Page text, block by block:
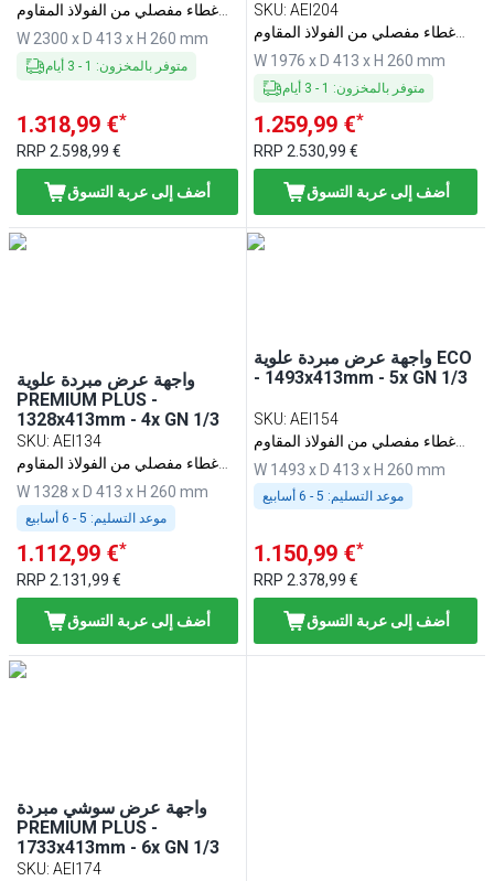
غطاء مفصلي من الفولاذ المقاوم
للصدأ
W 2300 x D 413 x H 260 mm
متوفر بالمخزون:
1
-
3 أيام
1.318,99 €*
RRP 2.598,99 €
أضف إلى عربة التسوق
SKU:AEI204
غطاء مفصلي من الفولاذ المقاوم
للصدأ
W 1976 x D 413 x H 260 mm
متوفر بالمخزون:
1
-
3 أيام
1.259,99 €*
RRP2.530,99 €
أضف إلى عربة التسوق
واجهة عرض مبردة علوية
PREMIUM PLUS -
1328x413mm - 4x GN 1/3
SKU: AEI134
غطاء مفصلي من الفولاذ المقاوم
للصدأ
W 1328 x D 413 x H 260 mm
موعد التسليم:
1.112,99 €*
RRP 2.131,99 €
أضف إلى عربة التسوق
واجهة عرض مبردة علوية ECO
- 1493x413mm - 5x GN 1/3
SKU:AEI154
غطاء مفصلي من الفولاذ المقاوم
للصدأ
W 1493 x D 413 x H 260 mm
موعد التسليم:
1.150,99 €*
RRP2.378,99 €
أضف إلى عربة التسوق
واجهة عرض سوشي مبردة
PREMIUM PLUS -
1733x413mm - 6x GN 1/3
SKU: AEI174